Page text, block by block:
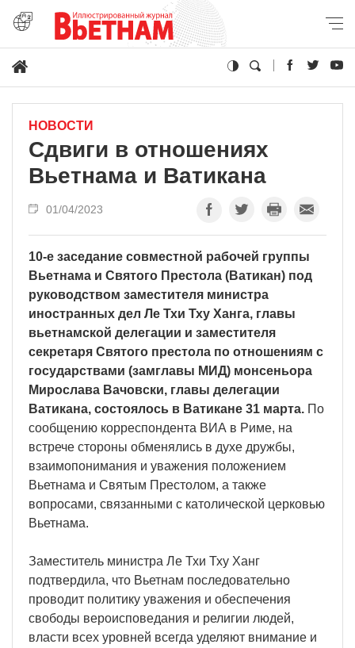
НОВОСТИ
Сдвиги в отношениях
Вьетнама и Ватикана
01/04/2023
10-е заседание совместной рабочей группы
Вьетнама и Святого Престола (Ватикан) под
руководством заместителя министра
иностранных дел Ле Тхи Тху Ханга, главы
вьетнамской делегации и заместителя
секретаря Святого престола по отношениям с
государствами (замглавы МИД) монсеньора
Мирослава Вачовски, главы делегации
Ватикана, состоялось в Ватикане 31 марта. По
сообщению корреспондента ВИА в Риме, на
встрече стороны обменялись в духе дружбы,
взаимопонимания и уважения положением
Вьетнама и Святым Престолом, а также
вопросами, связанными с католической церковью
Вьетнама.
Заместитель министра Ле Тхи Тху Ханг
подтвердила, что Вьетнам последовательно
проводит политику уважения и обеспечения
свободы вероисповедания и религии людей,
власти всех уровней всегда уделяют внимание и